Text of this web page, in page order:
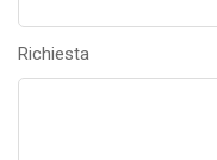
Richiesta